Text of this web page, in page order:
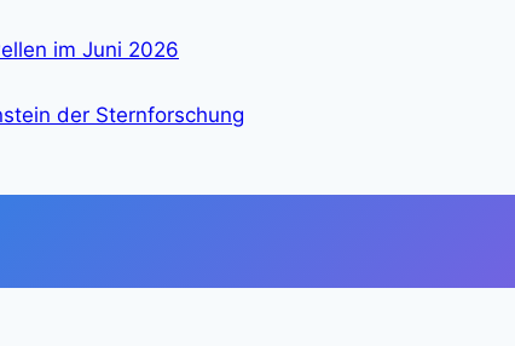
im Juni 2026
der Sternforschung